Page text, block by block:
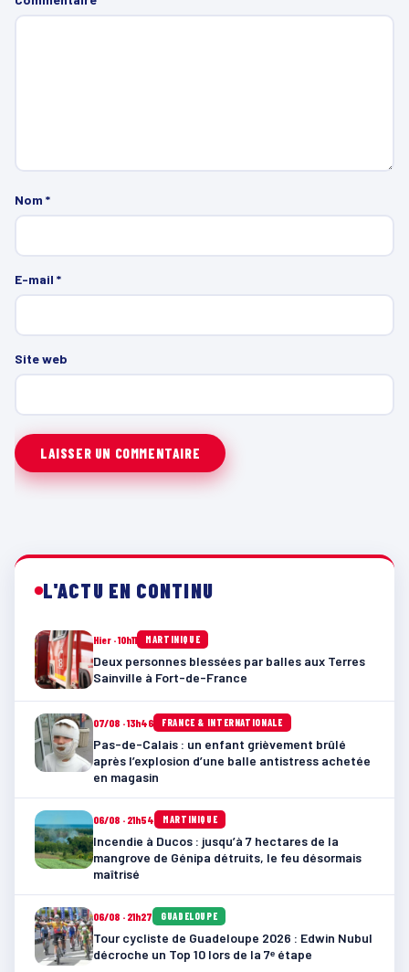
Nom *
E-mail *
Site web
L'ACTU EN CONTINU
Hier · 10h11 MARTINIQUE
Deux personnes blessées par balles aux Terres
Sainville à Fort-de-France
07/08 · 13h46 FRANCE & INTERNATIONALE
Pas-de-Calais : un enfant grièvement brûlé
après l’explosion d’une balle antistress achetée
en magasin
06/08 · 21h54 MARTINIQUE
Incendie à Ducos : jusqu’à 7 hectares de la
mangrove de Génipa détruits, le feu désormais
maîtrisé
06/08 · 21h27 GUADELOUPE
Tour cycliste de Guadeloupe 2026 : Edwin Nubul
décroche un Top 10 lors de la 7ᵉ étape